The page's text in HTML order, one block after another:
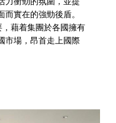
實在的強勁後盾。
藉着集團於各國擁有
市場，昂首走上國際